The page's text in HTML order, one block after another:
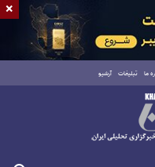
ما تبلیغات آرشیو
×